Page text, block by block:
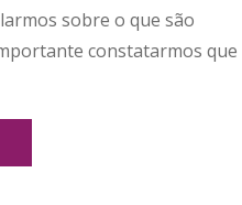
sobre o que são
constatarmos que